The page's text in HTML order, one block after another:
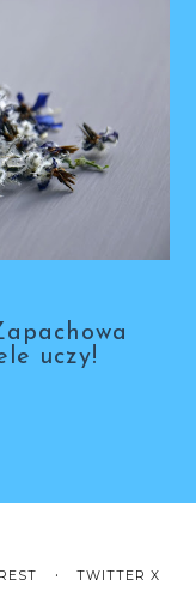
uczy!
TWITTER X